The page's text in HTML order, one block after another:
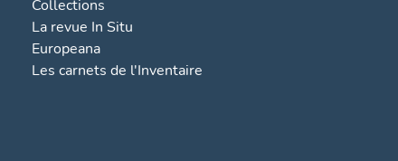
Collections
La revue In Situ
Europeana
Les carnets de l'Inventaire